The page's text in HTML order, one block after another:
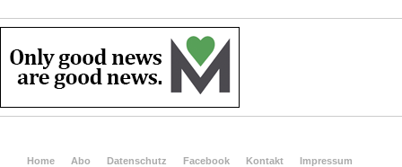
Home Abo Datenschutz Facebook Kontakt Impressum